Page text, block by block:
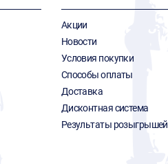
Акции
Новости
Условия покупки
Способы оплаты
Доставка
Дисконтная система
Результаты розыгрышей